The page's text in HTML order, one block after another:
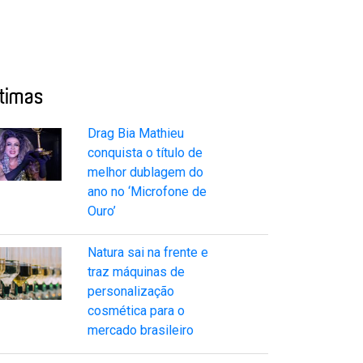
Drag Bia Mathieu
conquista o título de
melhor dublagem do
ano no ‘Microfone de
Ouro’
Natura sai na frente e
traz máquinas de
personalização
cosmética para o
mercado brasileiro